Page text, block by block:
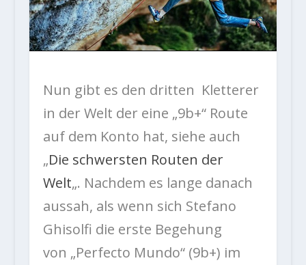
Nun gibt es den dritten Kletterer
in der Welt der eine „9b+“ Route
auf dem Konto hat, siehe auch
„Die schwersten Routen der
Welt„. Nachdem es lange danach
aussah, als wenn sich Stefano
Ghisolfi die erste Begehung
von „Perfecto Mundo“ (9b+) im